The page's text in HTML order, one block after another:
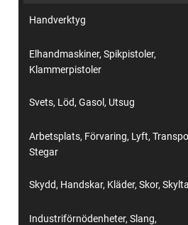
Handverktyg
Elhandmaskiner, Spikpistoler,
Klammerpistoler
Svets, Löd, Gasol, Utsug
Arbetsplats, Förvaring, Lyft,
Stegar
Skydd, Handskar, Kläder, Skor,
Industriförnödenheter, Slang,